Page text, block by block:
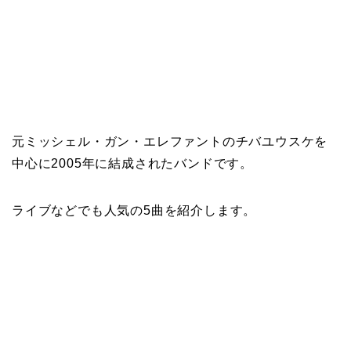
元ミッシェル・ガン・エレファントのチバユウスケを
中心に2005年に結成されたバンドです。
ライブなどでも人気の5曲を紹介します。